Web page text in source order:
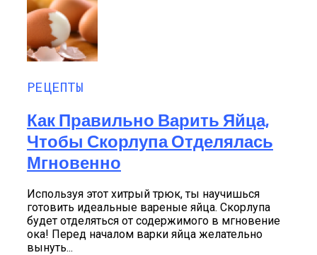
РЕЦЕПТЫ
Как Правильно Варить Яйца,
Чтобы Скорлупа Отделялась
Мгновенно
Используя этот хитрый трюк, ты научишься
готовить идеальные вареные яйца. Скорлупа
будет отделяться от содержимого в мгновение
ока! Перед началом варки яйца желательно
вынуть...